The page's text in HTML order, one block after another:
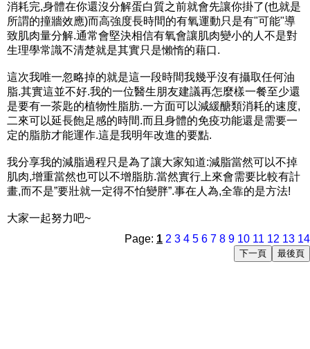
消耗完,身體在你還沒分解蛋白質之前就會先讓你掛了(也就是
所謂的撞牆效應)而高強度長時間的有氧運動只是有"可能"導
致肌肉量分解.通常會堅決相信有氧會讓肌肉變小的人不是對
生理學常識不清楚就是其實只是懶惰的藉口.
這次我唯一忽略掉的就是這一段時間我幾乎沒有攝取任何油
脂.其實這並不好.我的一位醫生朋友建議再怎麼樣一餐至少還
是要有一茶匙的植物性脂肪.一方面可以減緩醣類消耗的速度,
二來可以延長飽足感的時間.而且身體的免疫功能還是需要一
定的脂肪才能運作.這是我明年改進的要點.
我分享我的減脂過程只是為了讓大家知道:減脂當然可以不掉
肌肉,增重當然也可以不增脂肪.當然實行上來會需要比較有計
畫,而不是”要壯就一定得不怕變胖”.事在人為,全靠的是方法!
大家一起努力吧~
Page: 1 2 3 4 5 6 7 8 9 10 11 12 13 14